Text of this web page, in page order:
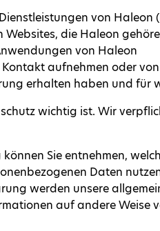
von Haleon
Websites, die Haleon
von Haleon
aufnehmen oder
erhalten haben und
wichtig ist. Wir
Sie entnehmen,
Daten
werden unsere
auf andere Weise